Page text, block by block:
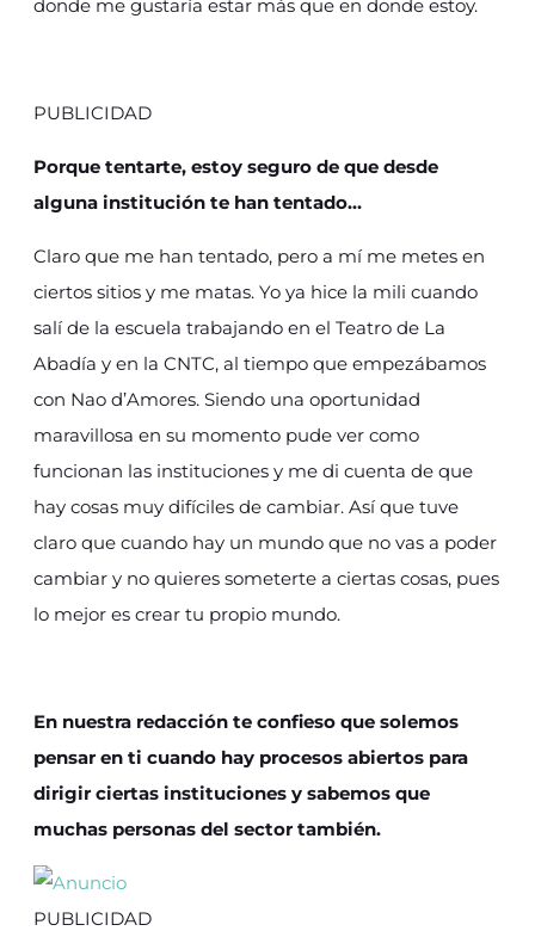
donde me gustaría estar más que en donde estoy.
PUBLICIDAD
Porque tentarte, estoy seguro de que desde
alguna institución te han tentado…
Claro que me han tentado, pero a mí me metes en
ciertos sitios y me matas. Yo ya hice la mili cuando
salí de la escuela trabajando en el Teatro de La
Abadía y en la CNTC, al tiempo que empezábamos
con Nao d’Amores. Siendo una oportunidad
maravillosa en su momento pude ver como
funcionan las instituciones y me di cuenta de que
hay cosas muy difíciles de cambiar. Así que tuve
claro que cuando hay un mundo que no vas a poder
cambiar y no quieres someterte a ciertas cosas, pues
lo mejor es crear tu propio mundo.
En nuestra redacción te confieso que solemos
pensar en ti cuando hay procesos abiertos para
dirigir ciertas instituciones y sabemos que
muchas personas del sector también.
PUBLICIDAD